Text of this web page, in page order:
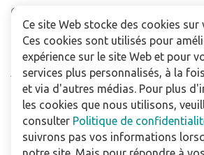
Contactez-nous
Trouver un point de vente
FAQ
Abonnez-vous à la newsletter
Pour les professionnels
Téléchargements
Ce site Web stocke des cookies
Ces cookies sont utilisés pour
expérience sur le site Web et pour
services plus personnalisés, à la
et via d'autres médias. Pour plus
les cookies que nous utilisons,
consulter Politique de
suivrons pas vos informations